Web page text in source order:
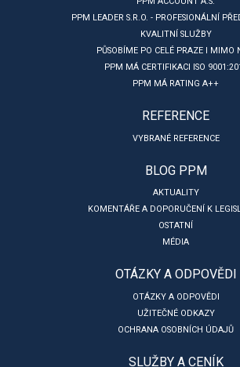
PPM LEADER S.R.O. - PROFESIONÁLNÍ
KVALITNÍ SLUŽBY
PŮSOBÍME PO CELÉ PRAZE I MIMO
PPM MÁ CERTIFIKACI ISO
PPM MÁ RATING A++
REFERENCE
VYBRANÉ REFERENCE
BLOG PPM
AKTUALITY
KOMENTÁŘE A DOPORUČENÍ K
OSTATNÍ
MÉDIA
OTÁZKY A ODPOVĚDI
OTÁZKY A ODPOVĚDI
UŽITEČNÉ ODKAZY
OCHRANA OSOBNÍCH ÚDAJŮ
SLUŽBY A CENÍK